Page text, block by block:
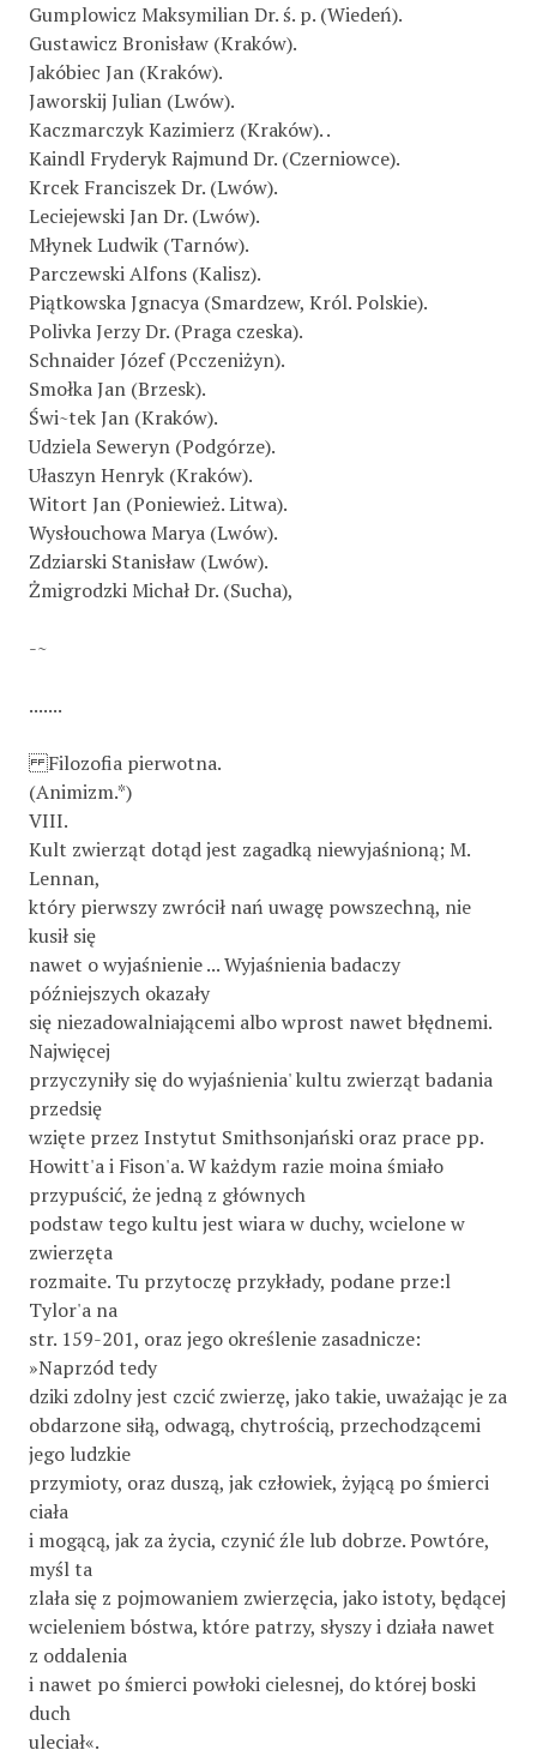
Gumplowicz Maksymilian Dr. ś. p. (Wiedeń).
Gustawicz Bronisław (Kraków).
Jakóbiec Jan (Kraków).
Jaworskij Julian (Lwów).
Kaczmarczyk Kazimierz (Kraków). .
Kaindl Fryderyk Rajmund Dr. (Czerniowce).
Krcek Franciszek Dr. (Lwów).
Leciejewski Jan Dr. (Lwów).
Młynek Ludwik (Tarnów).
Parczewski Alfons (Kalisz).
Piątkowska Jgnacya (Smardzew, Król. Polskie).
Polivka Jerzy Dr. (Praga czeska).
Schnaider Józef (Pcczeniżyn).
Smołka Jan (Brzesk).
Świ~tek Jan (Kraków).
Udziela Seweryn (Podgórze).
Ułaszyn Henryk (Kraków).
Witort Jan (Poniewież. Litwa).
Wysłouchowa Marya (Lwów).
Zdziarski Stanisław (Lwów).
Żmigrodzki Michał Dr. (Sucha),
-~
.......
Filozofia pierwotna.
(Animizm.*)
VIII.
Kult zwierząt dotąd jest zagadką niewyjaśnioną; M.
Lennan,
który pierwszy zwrócił nań uwagę powszechną, nie
kusił się
nawet o wyjaśnienie ... Wyjaśnienia badaczy
późniejszych okazały
się niezadowalniającemi albo wprost nawet błędnemi.
Najwięcej
przyczyniły się do wyjaśnienia' kultu zwierząt badania
przedsię­
wzięte przez Instytut Smithsonjański oraz prace pp.
Howitt'a i Fison'a. W każdym razie moina śmiało
przypuścić, że jedną z głównych
podstaw tego kultu jest wiara w duchy, wcielone w
zwierzęta
rozmaite. Tu przytoczę przykłady, podane prze:l
Tylor'a na
str. 159-201, oraz jego określenie zasadnicze:
»Naprzód tedy
dziki zdolny jest czcić zwierzę, jako takie, uważając je za
obdarzone siłą, odwagą, chytrością, przechodzącemi
jego ludzkie
przymioty, oraz duszą, jak człowiek, żyjącą po śmierci
ciała
i mogącą, jak za życia, czynić źle lub dobrze. Powtóre,
myśl ta
zlała się z pojmowaniem zwierzęcia, jako istoty, będącej
wcieleniem bóstwa, które patrzy, słyszy i działa nawet
z oddalenia
i nawet po śmierci powłoki cielesnej, do której boski
duch
uleciał«.